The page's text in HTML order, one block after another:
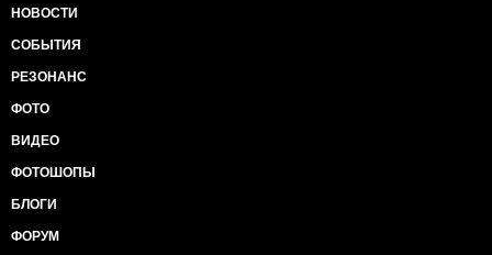
НОВОСТИ
СОБЫТИЯ
РЕЗОНАНС
ФОТО
ВИДЕО
ФОТОШОПЫ
БЛОГИ
ФОРУМ